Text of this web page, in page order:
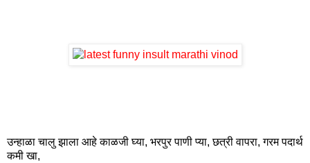
उन्हाळा चालु झाला आहे काळजी घ्या, भरपुर पाणी प्या, छत्री वापरा, गरम पदार्थ
कमी खा,